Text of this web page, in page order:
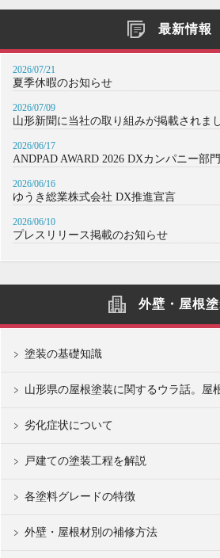
最新情報
2026/07/21
夏季休暇のお知らせ
2026/07/09
山形新聞に当社の取り組みが掲載されま
2026/06/17
ANDPAD AWARD 2026 DXカンパニー部
2026/06/16
ゆうき総業株式会社 DX推進宣言
2026/06/10
プレスリリース掲載のお知らせ
外壁・屋根
塗装の基礎知識
山形県の屋根塗装に関するウラ話。屋
劣化症状について
戸建ての塗装工程を解説
各塗料グレードの特徴
外壁・屋根材別の補修方法